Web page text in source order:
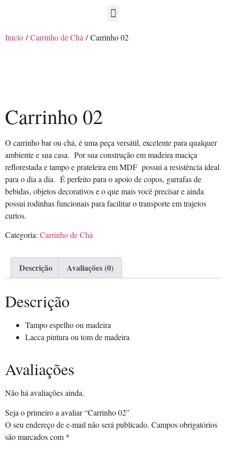
Início /Carrinho de Chá / Carrinho 02
Carrinho 02
O carrinho bar ou chá, é uma peça versátil, excelente para qualquer
ambiente e sua casa. Por sua construção em madeira maciça
reflorestada e tampo e prateleira em MDF possui a resistência ideal
para o dia a dia. É perfeito para o apoio de copos, garrafas de
bebidas, objetos decorativos e o que mais você precisar e ainda
possui rodinhas funcionais para facilitar o transporte em trajetos
curtos.
Categoria: Carrinho de Chá
Descrição Avaliações (0)
Descrição
Tampo espelho ou madeira
Lacca pintura ou tom de madeira
Avaliações
Não há avaliações ainda.
Seja o primeiro a avaliar “Carrinho 02”
O seu endereço de e-mail não será publicado. Campos obrigatórios
são marcados com *